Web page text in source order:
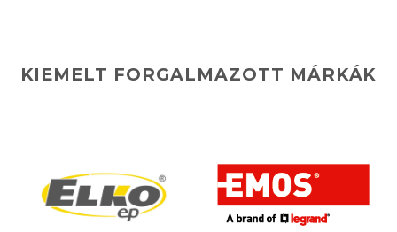
KIEMELT FORGALMAZOTT MÁRKÁK